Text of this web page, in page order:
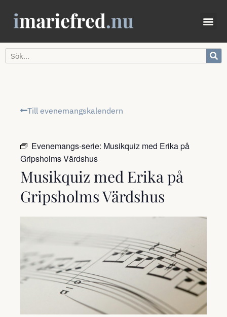
Till evenemangskalendern
Evenemangs-serie: Musikquiz med Erika på
Gripsholms Värdshus
Musikquiz med Erika på
Gripsholms Värdshus